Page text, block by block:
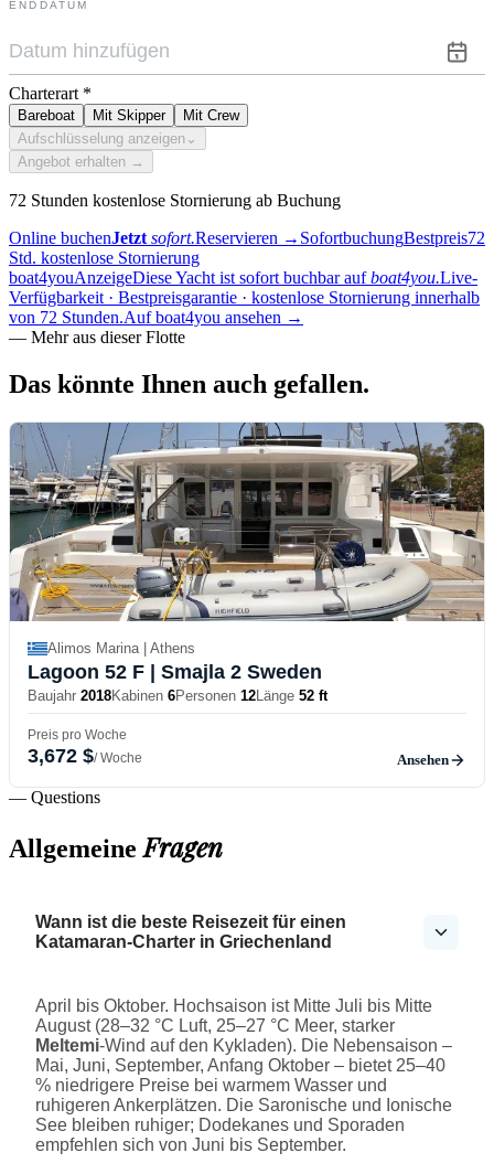
ENDDATUM
Charterart *
Bareboat Mit Skipper
Mit Crew
Aufschlüsselung anzeigen ⌄
Angebot erhalten →
72 Stunden kostenlose Stornierung ab Buchung
Online buchenJetzt sofort.Reservieren → SofortbuchungBestpreis72
Std. kostenlose Stornierung
boat4youAnzeigeDiese Yacht ist sofort buchbar auf boat4you.Live-
Verfügbarkeit · Bestpreisgarantie · kostenlose Stornierung innerhalb
von 72 Stunden.Auf boat4you ansehen →
— Mehr aus dieser Flotte
Das könnte Ihnen auch gefallen.
Alimos Marina | Athens
Lagoon 52 F | Smajla 2 Sweden
Baujahr 2018Kabinen 6Personen 12Länge 52 ft
Preis pro Woche
3,672 $/ Woche Ansehen
— Questions
AllgemeineFragen
Wann ist die beste Reisezeit für einen
Katamaran-Charter in Griechenland
April bis Oktober. Hochsaison ist Mitte Juli bis Mitte
August (28–32 °C Luft, 25–27 °C Meer, starker
Meltemi-Wind auf den Kykladen). Die Nebensaison –
Mai, Juni, September, Anfang Oktober – bietet 25–40
% niedrigere Preise bei warmem Wasser und
ruhigeren Ankerplätzen. Die Saronische und Ionische
See bleiben ruhiger; Dodekanes und Sporaden
empfehlen sich von Juni bis September.